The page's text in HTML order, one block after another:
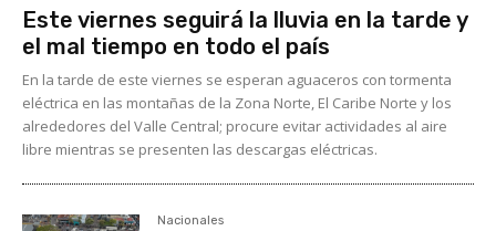
Este viernes seguirá la lluvia en la tarde y
el mal tiempo en todo el país
En la tarde de este viernes se esperan aguaceros con tormenta
eléctrica en las montañas de la Zona Norte, El Caribe Norte y los
alrededores del Valle Central; procure evitar actividades al aire
libre mientras se presenten las descargas eléctricas.
Nacionales